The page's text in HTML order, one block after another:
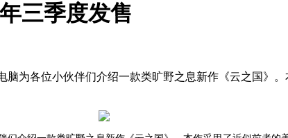
三季度发售
为各位小伙伴们介绍一款类旷野之息新作《云之国》